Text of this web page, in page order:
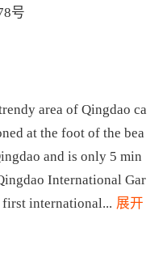
号
area of Qingdao ca
at the foot of the bea
and is only 5 min
International Gar
first international... 展开